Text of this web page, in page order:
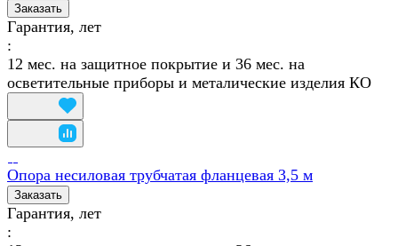
Заказать
Гарантия, лет
:
12 мес. на защитное покрытие и 36 мес. на
осветительные приборы и металические изделия КО
Опора несиловая трубчатая фланцевая 3,5 м
Заказать
Гарантия, лет
: